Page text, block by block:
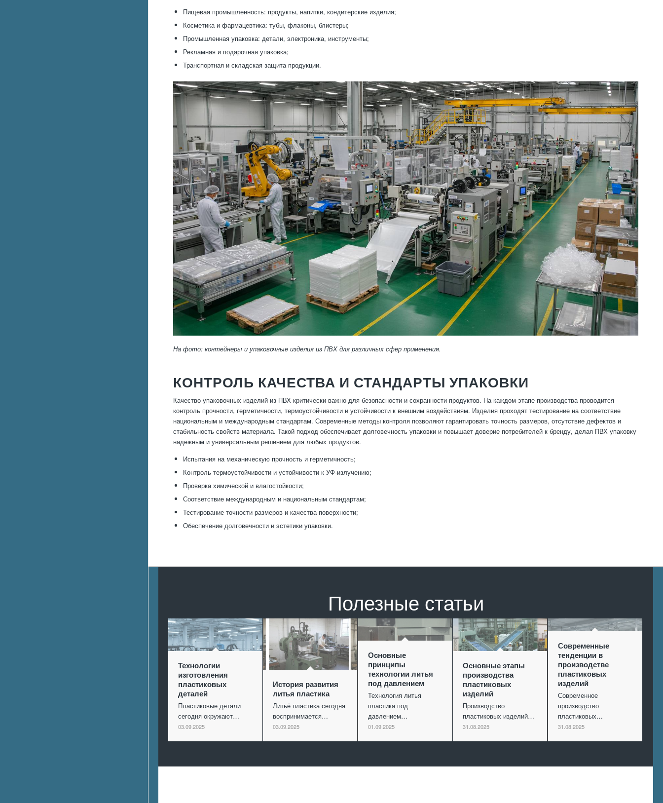
Пищевая промышленность: продукты, напитки, кондитерские изделия;
Косметика и фармацевтика: тубы, флаконы, блистеры;
Промышленная упаковка: детали, электроника, инструменты;
Рекламная и подарочная упаковка;
Транспортная и складская защита продукции.
На фото: контейнеры и упаковочные изделия из ПВХ для различных сфер применения.
КОНТРОЛЬ КАЧЕСТВА И СТАНДАРТЫ УПАКОВКИ
Качество упаковочных изделий из ПВХ критически важно для безопасности и сохранности продуктов. На каждом этапе производства проводится
контроль прочности, герметичности, термоустойчивости и устойчивости к внешним воздействиям. Изделия проходят тестирование на соответствие
национальным и международным стандартам. Современные методы контроля позволяют гарантировать точность размеров, отсутствие дефектов и
стабильность свойств материала. Такой подход обеспечивает долговечность упаковки и повышает доверие потребителей к бренду, делая ПВХ упаковку
надежным и универсальным решением для любых продуктов.
Испытания на механическую прочность и герметичность;
Контроль термоустойчивости и устойчивости к УФ-излучению;
Проверка химической и влагостойкости;
Соответствие международным и национальным стандартам;
Тестирование точности размеров и качества поверхности;
Обеспечение долговечности и эстетики упаковки.
Полезные статьи
Технологии
изготовления
пластиковых
деталей
Пластиковые детали
сегодня окружают…
03.09.2025
История развития
литья пластика
Литьё пластика сегодня
воспринимается…
03.09.2025
Основные
принципы
технологии литья
под давлением
Технология литья
пластика под
давлением…
01.09.2025
Основные этапы
производства
пластиковых
изделий
Производство
пластиковых изделий…
31.08.2025
Современные
тенденции в
производстве
пластиковых
изделий
Современное
производство
пластиковых…
31.08.2025